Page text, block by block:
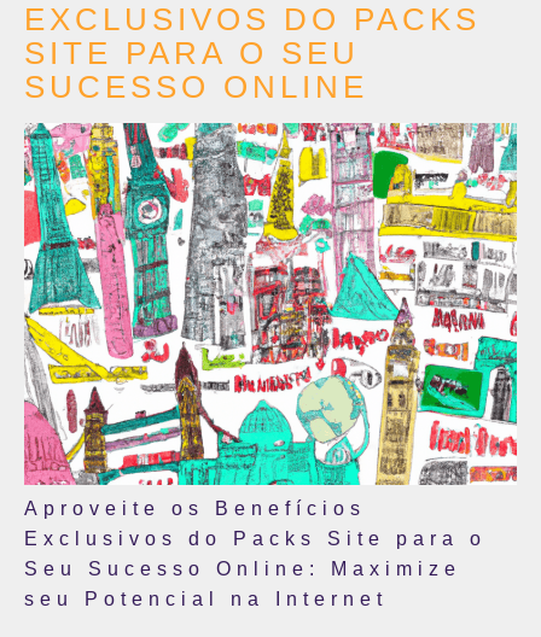
EXCLUSIVOS DO PACKS
SITE PARA O SEU
SUCESSO ONLINE
Aproveite os Benefícios
Exclusivos do Packs Site para o
Seu Sucesso Online: Maximize
seu Potencial na Internet